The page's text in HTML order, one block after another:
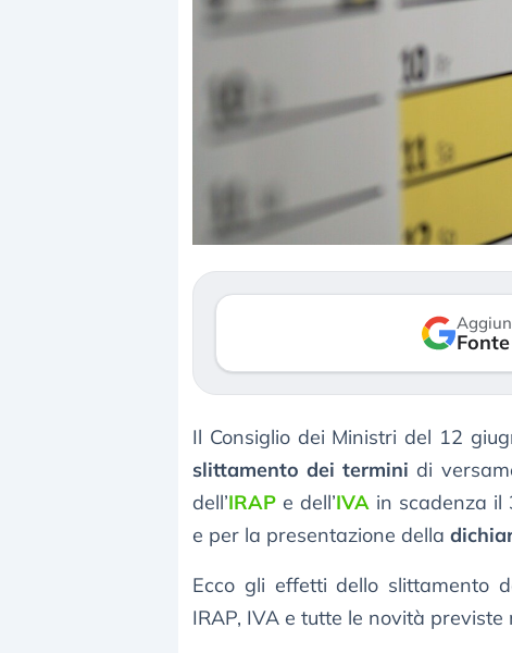
Il Consiglio dei Ministri del 12
slittamento dei termini di
dell’IRAP e dell’IVA in scadenza
e per la presentazione della
Ecco gli effetti dello slittamento
IRAP, IVA e tutte le novità
Dalle valutazioni estreme
correzione. Cosa sta
repricing degli asset?
3 agosto 2026